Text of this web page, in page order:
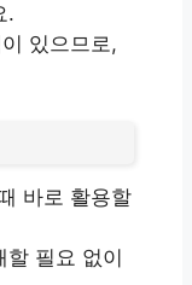
.
있으므로,
바로 활용할
할 필요 없이